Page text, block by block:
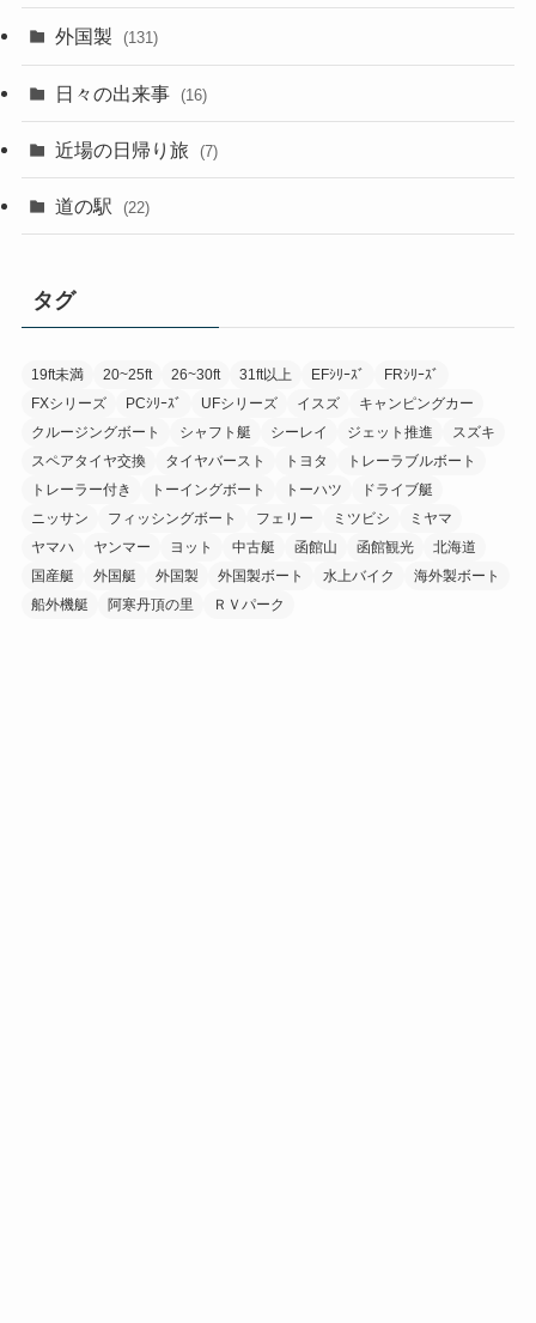
外国製 (131)
日々の出来事 (16)
近場の日帰り旅 (7)
道の駅 (22)
タグ
19ft未満 20~25ft 26~30ft 31ft以上 EFｼﾘｰｽﾞ
FRｼﾘｰｽﾞ
FXシリーズ
PCｼﾘｰｽﾞ UFシリーズ イスズ
キャンピングカー
クルージングボート
シャフト艇 シーレイ ジェット推進
スズキ
スペアタイヤ交換
タイヤバースト トヨタ
トレーラブルボート
トレーラー付き
トーイングボート トーハツ
ドライブ艇
ニッサン
フィッシングボート フェリー ミツビシ
ミヤマ
ヤマハ
ヤンマー ヨット 中古艇 函館山 函館観光
北海道
国産艇
外国艇 外国製 外国製ボート 水上バイク
海外製ボート
船外機艇
阿寒丹頂の里 ＲＶパーク